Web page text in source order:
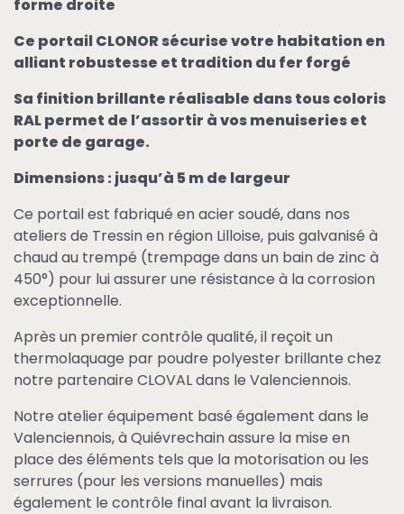
forme droite
Ce portail CLONOR sécurise votre habitation en
alliant robustesse et tradition du fer forgé
Sa finition brillante réalisable dans tous coloris
RAL permet de l’assortir à vos menuiseries et
porte de garage.
Dimensions : jusqu’à 5 m de largeur
Ce portail est fabriqué en acier soudé, dans nos
ateliers de Tressin en région Lilloise, puis galvanisé à
chaud au trempé (trempage dans un bain de zinc à
450°) pour lui assurer une résistance à la corrosion
exceptionnelle.
Après un premier contrôle qualité, il reçoit un
thermolaquage par poudre polyester brillante chez
notre partenaire CLOVAL dans le Valenciennois.
Notre atelier équipement basé également dans le
Valenciennois, à Quiévrechain assure la mise en
place des éléments tels que la motorisation ou les
serrures (pour les versions manuelles) mais
également le contrôle final avant la livraison.